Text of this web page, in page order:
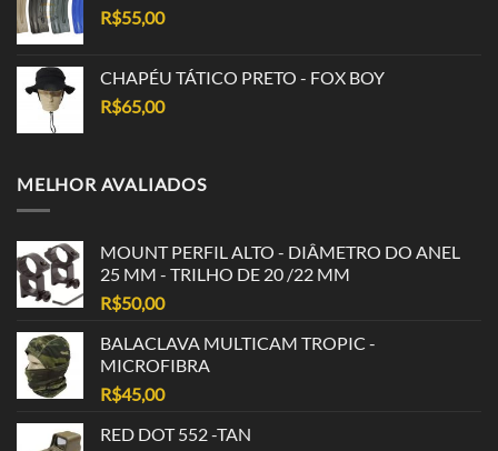
R$55,00
CHAPÉU TÁTICO PRETO - FOX BOY
R$65,00
MELHOR AVALIADOS
MOUNT PERFIL ALTO - DIÂMETRO DO ANEL
25 MM - TRILHO DE 20 /22 MM
R$50,00
BALACLAVA MULTICAM TROPIC -
MICROFIBRA
R$45,00
RED DOT 552 -TAN